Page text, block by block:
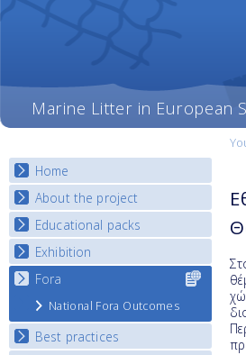
Marine Litter in European
Home
About the project
Objectives
Deliverables
Partners
Educational packs
E-learning course round I
E-learning course round II
E-learning course round III
E-learning course round IV
Exhibition
National Exhibitions
Exhibition Journey Map
Fora
National Fora Outcomes
Best practices
for